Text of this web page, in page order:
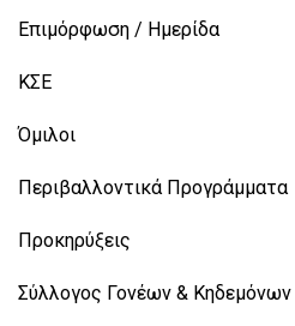
Επιμόρφωση / Ημερίδα
ΚΣΕ
Όμιλοι
Περιβαλλοντικά Προγράμματα
Προκηρύξεις
Σύλλογος Γονέων & Κηδεμόνων